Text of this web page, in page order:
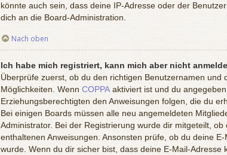
könnte auch sein, dass deine IP-Adresse oder der
dich an die Board-Administration.
Nach oben
Ich habe mich registriert, kann mich aber nicht
Überprüfe zuerst, ob du den richtigen Benutzernamen
Möglichkeiten. Wenn COPPA aktiviert ist und du
Erziehungsberechtigten den Anweisungen folgen, die du
Bei einigen Boards müssen alle neu angemeldeten
Administrator. Bei der Registrierung wurde dir mitgeteilt,
enthaltenen Anweisungen. Ansonsten prüfe, ob du deine
wurde. Wenn du dir sicher bist, dass deine E-Mail-